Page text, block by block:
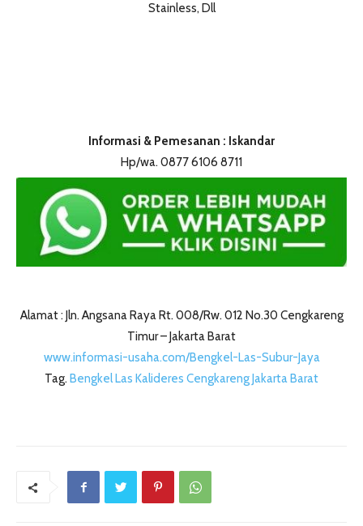
Stainless, Dll
Informasi & Pemesanan : Iskandar
Hp/wa. 0877 6106 8711
Alamat : Jln. Angsana Raya Rt. 008/Rw. 012 No.30 Cengkareng
Timur – Jakarta Barat
www.informasi-usaha.com/Bengkel-Las-Subur-Jaya
Tag. Bengkel Las Kalideres Cengkareng Jakarta Barat